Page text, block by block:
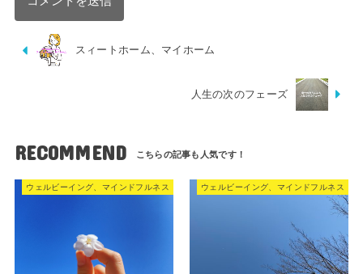
スィートホーム、マイホーム
人生の次のフェーズ
RECOMMEND
ウェルビーイング、マインドフルネス ウェルビーイング、マインドフルネス